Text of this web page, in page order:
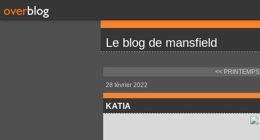
Le blog de mansfield
<< PRINTEMPS
28 février 2022
KATIA